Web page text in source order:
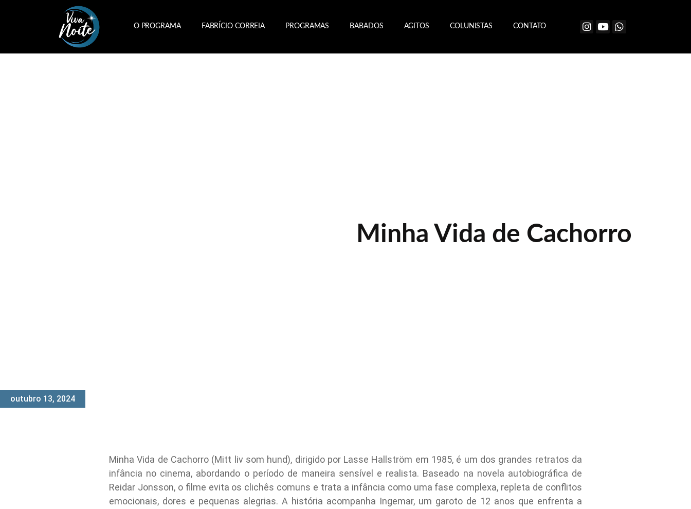
O PROGRAMA FABRÍCIO CORREIA PROGRAMAS BABADOS AGITOS COLUNISTAS CONTATO
outubro 13, 2024
Minha Vida de Cachorro
Minha Vida de Cachorro (Mitt liv som hund), dirigido por Lasse Hallström em 1985, é um dos grandes retratos da
infância no cinema, abordando o período de maneira sensível e realista. Baseado na novela autobiográfica de
Reidar Jonsson, o filme evita os clichês comuns e trata a infância como uma fase complexa, repleta de conflitos
emocionais, dores e pequenas alegrias. A história acompanha Ingemar, um garoto de 12 anos que enfrenta a